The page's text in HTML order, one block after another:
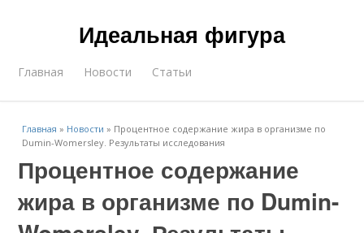
Идеальная фигура
Главная Новости Статьи
Главная » Новости » Процентное содержание жира в организме по
Dumin-Womersley. Результаты исследования
Процентное содержание
жира в организме по Dumin-